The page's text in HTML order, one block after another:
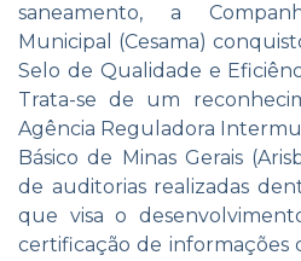
saneamento, a
Municipal (Cesama)
Selo de Qualidade e
Trata-se de um
Agência Reguladora
Básico de Minas Gerais
de auditorias realizadas
que visa o
certificação de informações